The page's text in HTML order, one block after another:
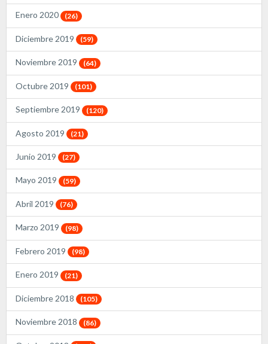
Enero 2020 (26)
Diciembre 2019 (59)
Noviembre 2019 (64)
Octubre 2019 (101)
Septiembre 2019 (120)
Agosto 2019 (21)
Junio 2019 (27)
Mayo 2019 (59)
Abril 2019 (76)
Marzo 2019 (98)
Febrero 2019 (98)
Enero 2019 (21)
Diciembre 2018 (105)
Noviembre 2018 (86)